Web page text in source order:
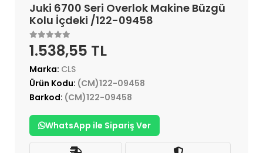
Juki 6700 Seri Overlok Makine Büzgü
Kolu İçdeki /122-09458
1.538,55 TL
Marka: CLS
Ürün Kodu: (CM)122-09458
Barkod: (CM)122-09458
WhatsApp ile Sipariş Ver